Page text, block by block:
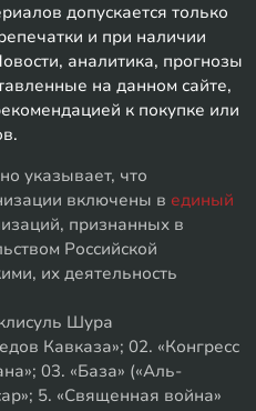
допускается только
и при наличии
аналитика, прогнозы
на данном сайте,
к покупке или
указывает, что
включены в единый
признанных в
Российской
их деятельность
Шура
Кавказа»; 02. «Конгресс
03. «База» («Аль-
5. «Священная война»